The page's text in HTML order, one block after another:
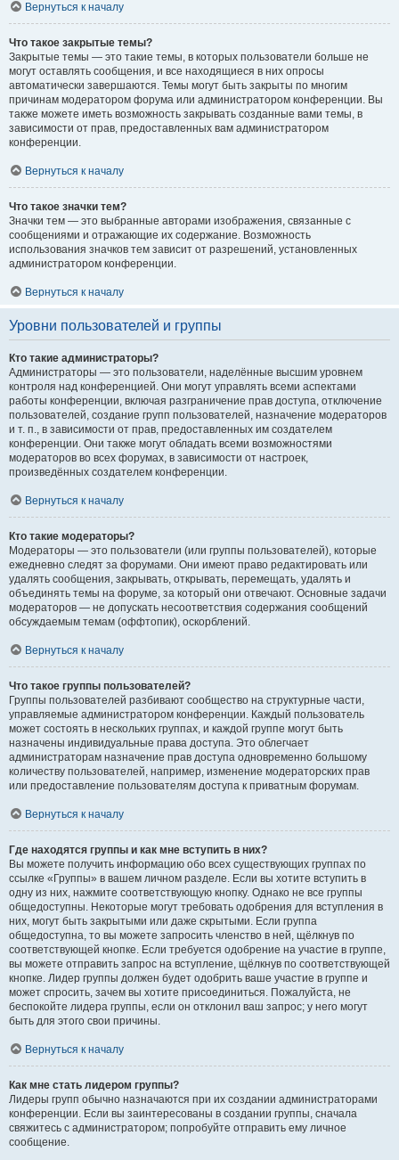
Вернуться к началу
Что такое закрытые темы?
Закрытые темы — это такие темы, в которых пользователи больше не
могут оставлять сообщения, и все находящиеся в них опросы
автоматически завершаются. Темы могут быть закрыты по многим
причинам модератором форума или администратором конференции. Вы
также можете иметь возможность закрывать созданные вами темы, в
зависимости от прав, предоставленных вам администратором
конференции.
Вернуться к началу
Что такое значки тем?
Значки тем — это выбранные авторами изображения, связанные с
сообщениями и отражающие их содержание. Возможность
использования значков тем зависит от разрешений, установленных
администратором конференции.
Вернуться к началу
Уровни пользователей и группы
Кто такие администраторы?
Администраторы — это пользователи, наделённые высшим уровнем
контроля над конференцией. Они могут управлять всеми аспектами
работы конференции, включая разграничение прав доступа, отключение
пользователей, создание групп пользователей, назначение модераторов
и т. п., в зависимости от прав, предоставленных им создателем
конференции. Они также могут обладать всеми возможностями
модераторов во всех форумах, в зависимости от настроек,
произведённых создателем конференции.
Вернуться к началу
Кто такие модераторы?
Модераторы — это пользователи (или группы пользователей), которые
ежедневно следят за форумами. Они имеют право редактировать или
удалять сообщения, закрывать, открывать, перемещать, удалять и
объединять темы на форуме, за который они отвечают. Основные задачи
модераторов — не допускать несоответствия содержания сообщений
обсуждаемым темам (оффтопик), оскорблений.
Вернуться к началу
Что такое группы пользователей?
Группы пользователей разбивают сообщество на структурные части,
управляемые администратором конференции. Каждый пользователь
может состоять в нескольких группах, и каждой группе могут быть
назначены индивидуальные права доступа. Это облегчает
администраторам назначение прав доступа одновременно большому
количеству пользователей, например, изменение модераторских прав
или предоставление пользователям доступа к приватным форумам.
Вернуться к началу
Где находятся группы и как мне вступить в них?
Вы можете получить информацию обо всех существующих группах по
ссылке «Группы» в вашем личном разделе. Если вы хотите вступить в
одну из них, нажмите соответствующую кнопку. Однако не все группы
общедоступны. Некоторые могут требовать одобрения для вступления в
них, могут быть закрытыми или даже скрытыми. Если группа
общедоступна, то вы можете запросить членство в ней, щёлкнув по
соответствующей кнопке. Если требуется одобрение на участие в группе,
вы можете отправить запрос на вступление, щёлкнув по соответствующей
кнопке. Лидер группы должен будет одобрить ваше участие в группе и
может спросить, зачем вы хотите присоединиться. Пожалуйста, не
беспокойте лидера группы, если он отклонил ваш запрос; у него могут
быть для этого свои причины.
Вернуться к началу
Как мне стать лидером группы?
Лидеры групп обычно назначаются при их создании администраторами
конференции. Если вы заинтересованы в создании группы, сначала
свяжитесь с администратором; попробуйте отправить ему личное
сообщение.